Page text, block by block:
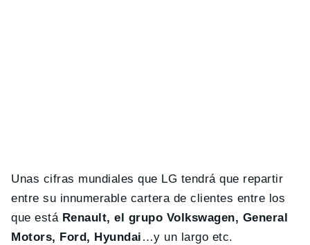
Unas cifras mundiales que LG tendrá que repartir
entre su innumerable cartera de clientes entre los
que está Renault, el grupo Volkswagen, General
Motors, Ford, Hyundai …y un largo etc.